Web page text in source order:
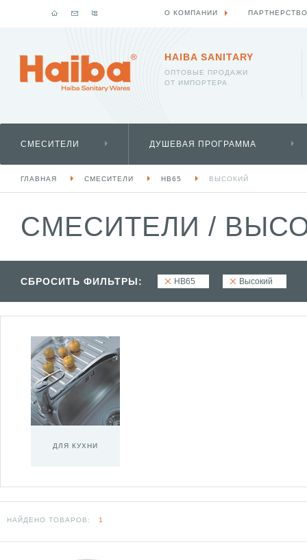
HAIBA SANITARY
ОПТОВЫЕ ПРОДАЖИ
ОТ ИМПОРТЕРА
СМЕСИТЕЛИ ДУШЕВАЯ ПРОГРАММА
ГЛАВНАЯ СМЕСИТЕЛИ HB65 ВЫСОКИЙ
СМЕСИТЕЛИ /
СБРОСИТЬ ФИЛЬТРЫ: HB65 Высокий
ДЛЯ КУХНИ
НАЙДЕНО ТОВАРОВ: 1
О КОМПАНИИ ПАРТНЕРСТВО